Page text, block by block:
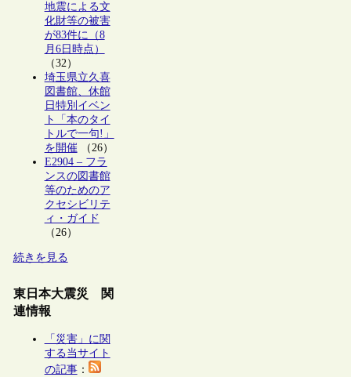
地震による文
化財等の被害
が83件に（8
月6日時点）
（32）
埼玉県立久喜
図書館、休館
日特別イベン
ト「本のタイ
トルで一句!」
を開催（26）
E2904 – フラ
ンスの図書館
等のためのア
クセシビリテ
ィ・ガイド
（26）
続きを見る
東日本大震災 関
連情報
「災害」に関
する当サイト
の記事：